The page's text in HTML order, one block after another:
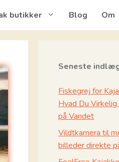
butikker Blog Om
Seneste
Fiskegrej for
Hvad Du
på Vandet
Vildtkamera til
billeder direkte